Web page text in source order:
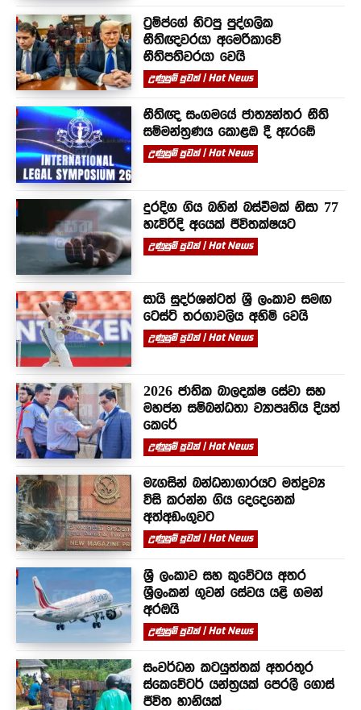
ට්‍රම්ප්ගේ හිටපු පුද්ගලික
නීතිඥවරයා අමෙරිකාවේ
නීතිපතිවරයා වෙයි
උණුසුම් පුවත් | Hot News
නීතිඥ සංගමයේ ජාත්‍යන්තර නීති
සම්මන්ත්‍රණය කොළඹ දී ඇරඹේ
උණුසුම් පුවත් | Hot News
දුරදිග ගිය බහින් බස්වීමක් නිසා 77
හැවිරිදි අයෙක් ජීවිතක්ෂයට
උණුසුම් පුවත් | Hot News
සායි සුදර්ශන්ටත් ශ්‍රී ලංකාව සමඟ
ටෙස්ට් තරගාවලිය අහිමි වෙයි
උණුසුම් පුවත් | Hot News
2026 ජාතික බාලදක්ෂ සේවා සහ
මහජන සම්බන්ධතා ව්‍යාපෘතිය දියත්
කෙරේ
උණුසුම් පුවත් | Hot News
මැගසින් බන්ධනාගාරයට මත්ද්‍රව්‍ය
විසි කරන්න ගිය දෙදෙනෙක්
අත්අඩංගුවට
උණුසුම් පුවත් | Hot News
ශ්‍රී ලංකාව සහ කුවේටය අතර
ශ්‍රීලංකන් ගුවන් සේවය යළි ගමන්
අරඹයි
උණුසුම් පුවත් | Hot News
සංවර්ධන කටයුත්තක් අතරතුර
ස්කෙවේටර් යන්ත්‍රයක් පෙරලී ගොස්
ජීවිත හානියක්